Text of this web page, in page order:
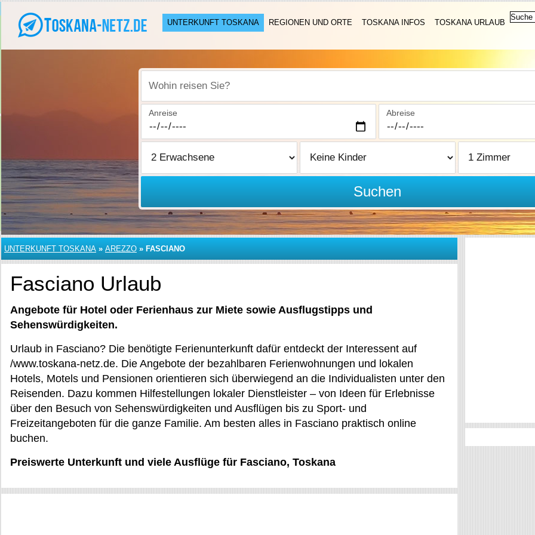
UNTERKUNFT TOSKANA REGIONEN UND ORTE TOSKANA INFOS TOSKANA URLAUB
Wohin reisen Sie?
Anreise Abreise
Suchen
UNTERKUNFT TOSKANA » AREZZO » FASCIANO
Fasciano Urlaub
Angebote für Hotel oder Ferienhaus zur Miete sowie Ausflugstipps und
Sehenswürdigkeiten.
Urlaub in Fasciano? Die benötigte Ferienunterkunft dafür entdeckt der Interessent auf
/www.toskana-netz.de. Die Angebote der bezahlbaren Ferienwohnungen und lokalen
Hotels, Motels und Pensionen orientieren sich überwiegend an die Individualisten unter den
Reisenden. Dazu kommen Hilfestellungen lokaler Dienstleister – von Ideen für Erlebnisse
über den Besuch von Sehenswürdigkeiten und Ausflügen bis zu Sport- und
Freizeitangeboten für die ganze Familie. Am besten alles in Fasciano praktisch online
buchen.
Preiswerte Unterkunft und viele Ausflüge für Fasciano, Toskana